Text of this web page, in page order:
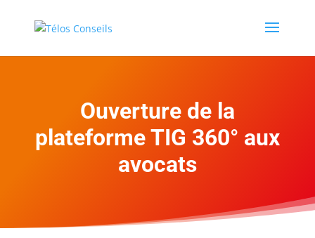
Ouverture de la
plateforme TIG 360° aux
avocats